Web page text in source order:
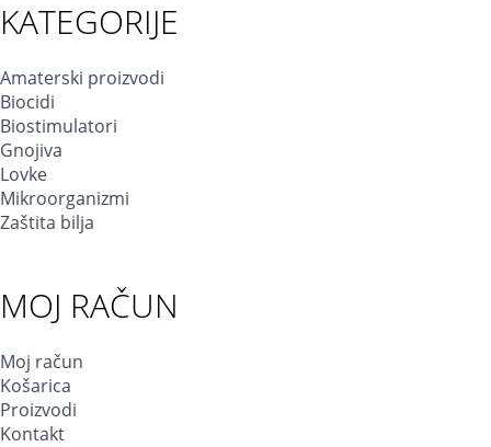
KATEGORIJE
Amaterski proizvodi
Biocidi
Biostimulatori
Gnojiva
Lovke
Mikroorganizmi
Zaštita bilja
MOJ RAČUN
Moj račun
Košarica
Proizvodi
Kontakt